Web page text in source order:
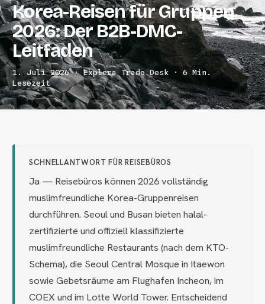
Korea-Reisen für Gruppen
2026: Der B2B-DMC-
Leitfaden
1. Juli 2026 · Explera Trade Desk · 6 Min.
Lesezeit
SCHNELLANTWORT FÜR REISEBÜROS
Ja — Reisebüros können 2026 vollständig
muslimfreundliche Korea-Gruppenreisen
durchführen. Seoul und Busan bieten halal-
zertifizierte und offiziell klassifizierte
muslimfreundliche Restaurants (nach dem KTO-
Schema), die Seoul Central Mosque in Itaewon
sowie Gebetsräume am Flughafen Incheon, im
COEX und im Lotte World Tower. Entscheidend